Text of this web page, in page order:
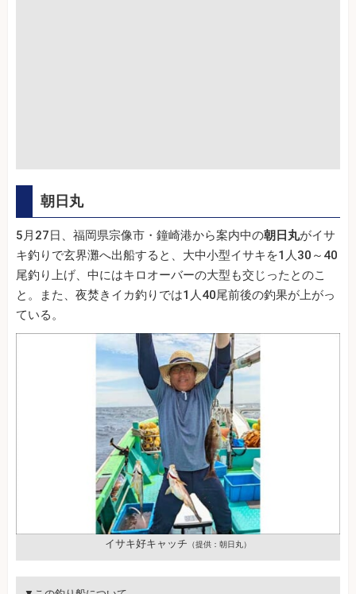
朝日丸
5月27日、福岡県宗像市・鐘崎港から案内中の朝日丸がイサ
キ釣りで玄界灘へ出船すると、大中小型イサキを1人30～40
尾釣り上げ、中にはキロオーバーの大型も交じったとのこ
と。また、夜焚きイカ釣りでは1人40尾前後の釣果が上がっ
ている。
イサキ好キャッチ （提供：朝日丸）